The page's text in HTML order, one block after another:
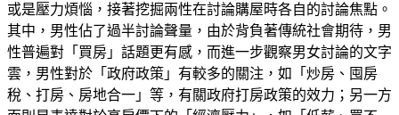
或是壓力煩惱，接著挖掘兩性在討論購屋時各自的討論焦點。
其中，男性佔了過半討論聲量，由於背負著傳統社會期待，男
性普遍對「買房」話題更有感，而進一步觀察男女討論的文字
雲，男性對於「政府政策」有較多的關注，如「炒房、囤房
稅、打房、房地合一」等，有關政府打房政策的效力；另一方